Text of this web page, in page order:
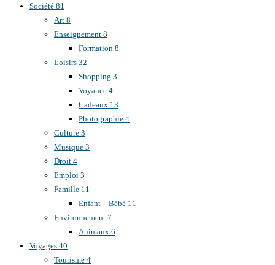
Société 81
Art 8
Enseignement 8
Formation 8
Loisirs 32
Shopping 3
Voyance 4
Cadeaux 13
Photographie 4
Culture 3
Musique 3
Droit 4
Emploi 3
Famille 11
Enfant – Bébé 11
Environnement 7
Animaux 6
Voyages 40
Tourisme 4